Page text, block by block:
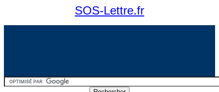
SOS-Lettre.fr